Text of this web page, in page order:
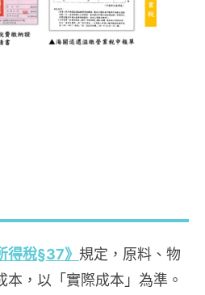
得稅§37》 規定，原料、物
本，以「實際成本」為準。